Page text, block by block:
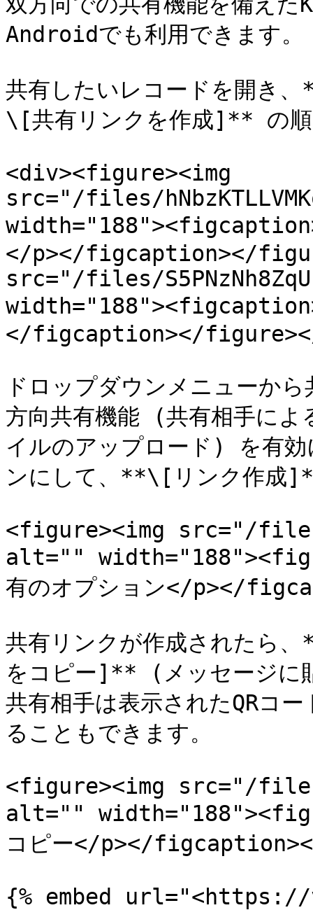
Androidでも利用できます。
共有したいレコードを開
\[共有リンクを作成]** の順
<div><figure><img
src="/files/
</p></figcaption></
src="/files/
</figcaption></
ドロップダウンメニューか
方向共有機能 (共有相手によ
イルのアップロード) を有
ンにして、**\[リンク作成
<figure><img src="/files/
alt=""
有のオプション</p></
共有リンクが作成された
をコピー]** (メッセージに
共有相手は表示されたQRコ
ることもできます。
<figure><img src="/files/
alt=""
コピー</p></
{% embed url="<https://